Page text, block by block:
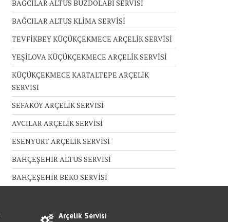
BAĞCILAR ALTUS BUZDOLABI SERVİSİ
BAĞCILAR ALTUS KLİMA SERVİSİ
TEVFİKBEY KÜÇÜKÇEKMECE ARÇELİK SERVİSİ
YEŞİLOVA KÜÇÜKÇEKMECE ARÇELİK SERVİSİ
KÜÇÜKÇEKMECE KARTALTEPE ARÇELİK
SERVİSİ
SEFAKÖY ARÇELİK SERVİSİ
AVCILAR ARÇELİK SERVİSİ
ESENYURT ARÇELİK SERVİSİ
BAHÇEŞEHİR ALTUS SERVİSİ
BAHÇEŞEHİR BEKO SERVİSİ
Arçelik Servisi